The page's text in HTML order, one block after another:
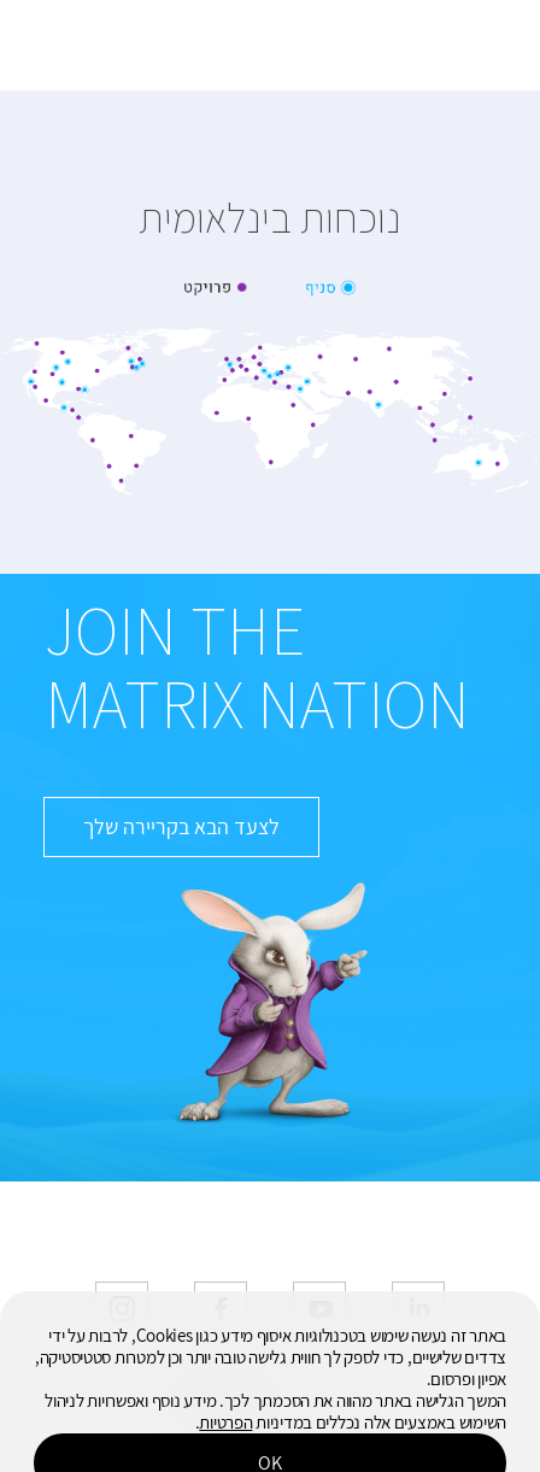
נוכחות בינלאומית
JOIN THE
MATRIX NATION
לצעד הבא בקריירה שלך
באתר זה נעשה שימוש בטכנולוגיות איסוף מידע כגון Cookies, לרבות על ידי
צדדים שלישיים, כדי לספק לך חווית גלישה טובה יותר וכן למטרות סטטיסטיקה,
אפיון ופרסום.
המשך הגלישה באתר מהווה את הסכמתך לכך. מידע נוסף ואפשרויות לניהול
השימוש באמצעים אלה נכללים במדיניותהפרטיות.
OK
כל הזכויות שמורות © 2026